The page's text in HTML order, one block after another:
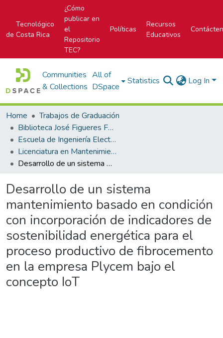
Tecnológico
de Costa Rica
¿Cómo
publicar en
el
Repositorio
TEC?
Políticas
Recursos
Educativos
Communities
& Collections
All of
DSpace
Statistics Log In
Home
Trabajos de Graduación
Biblioteca José Figueres Ferrer
Escuela de Ingeniería Electromecánica
Licenciatura en Mantenimiento Industrial
Desarrollo de un sistema mantenimiento basado en condición con incorporación de indicadores de sostenibilidad energética para el proceso productivo de fibrocemento en la empresa Plycem bajo el concepto IoT
Desarrollo de un sistema
mantenimiento basado en condición
con incorporación de indicadores de
sostenibilidad energética para el
proceso productivo de fibrocemento
en la empresa Plycem bajo el
concepto IoT